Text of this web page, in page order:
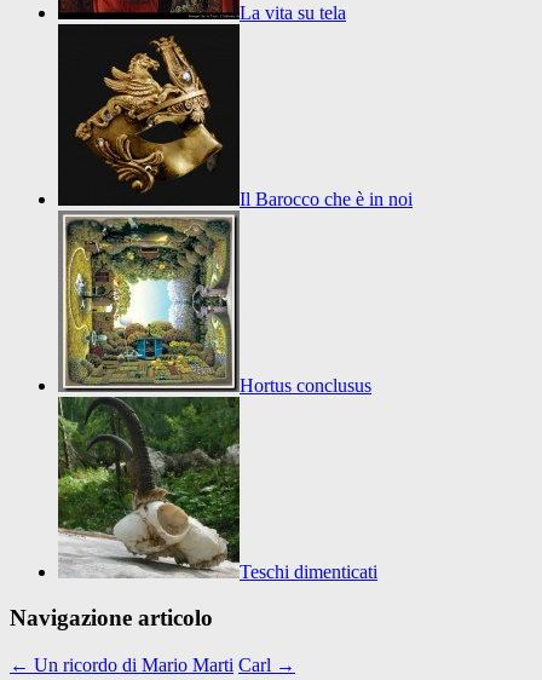
La vita su tela
Il Barocco che è in noi
Hortus conclusus
Teschi dimenticati
Navigazione articolo
← Un ricordo di Mario Marti Carl →